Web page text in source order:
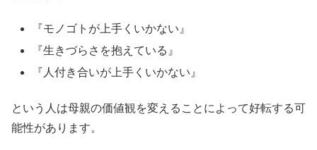
『モノゴトが上手くいかない』
『生きづらさを抱えている』
『人付き合いが上手くいかない』
という人は母親の価値観を変えることによって好転する可
能性があります。